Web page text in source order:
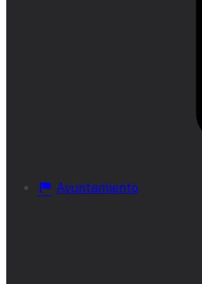
Ayuntamiento